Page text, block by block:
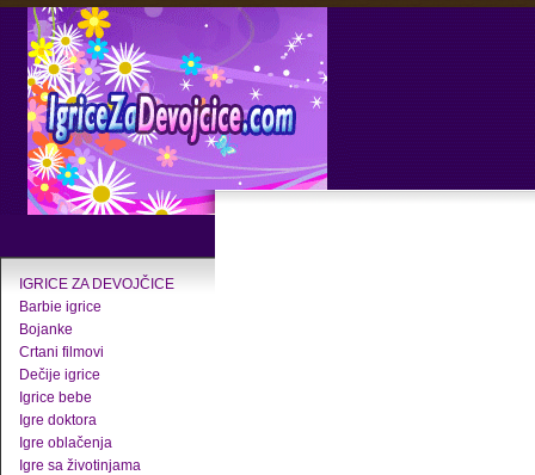
IGRICE ZA DEVOJČICE
Barbie igrice
Bojanke
Crtani filmovi
Dečije igrice
Igrice bebe
Igre doktora
Igre oblačenja
Igre sa životinjama